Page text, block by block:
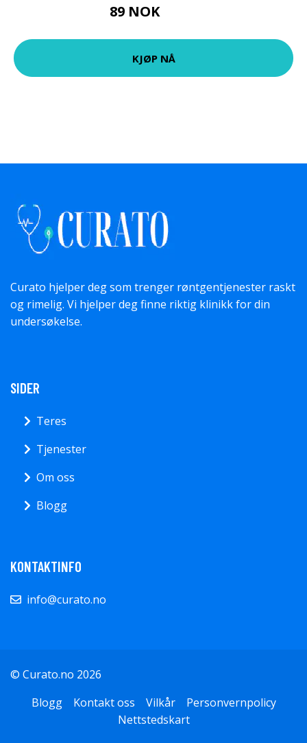
89 NOK
KJØP NÅ
Curato hjelper deg som trenger røntgentjenester raskt
og rimelig. Vi hjelper deg finne riktig klinikk for din
undersøkelse.
SIDER
Teres
Tjenester
Om oss
Blogg
KONTAKTINFO
info@curato.no
© Curato.no 2026
Blogg
Kontakt oss Vilkår
Personvernpolicy
Nettstedskart